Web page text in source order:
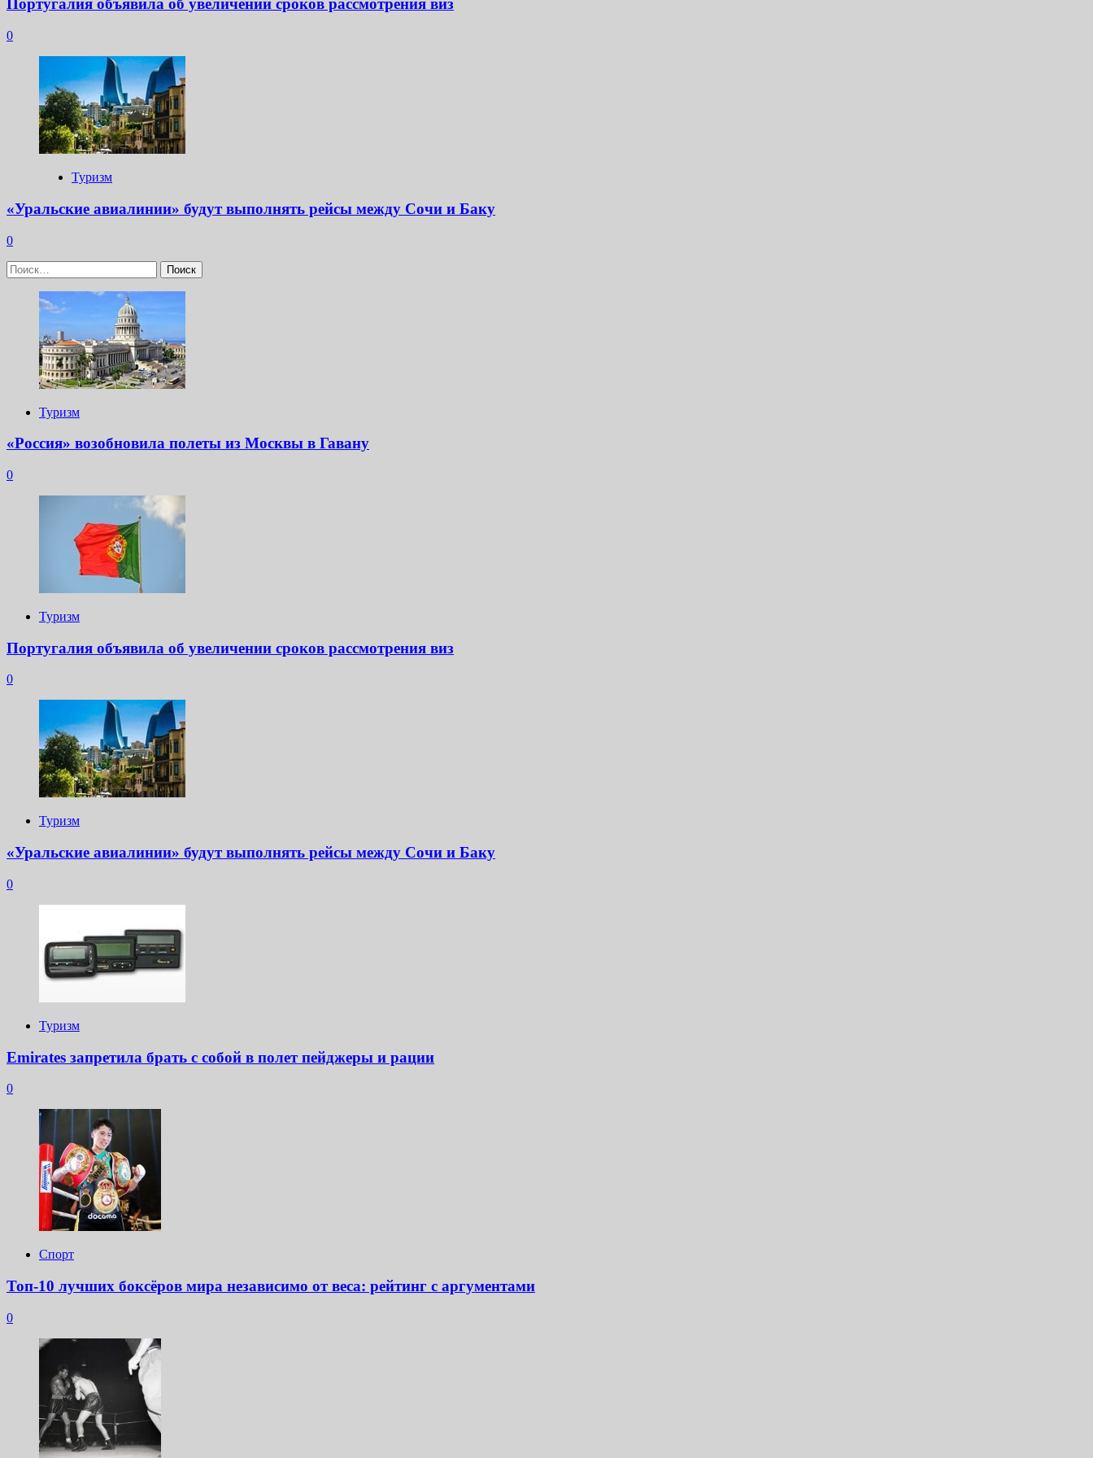
Португалия объявила об увеличении сроков рассмотрения виз
0
Туризм
«Уральские авиалинии» будут выполнять рейсы между Сочи и Баку
0
Найти:
Туризм
«Россия» возобновила полеты из Москвы в Гавану
0
Туризм
Португалия объявила об увеличении сроков рассмотрения виз
0
Туризм
«Уральские авиалинии» будут выполнять рейсы между Сочи и Баку
0
Туризм
Emirates запретила брать с собой в полет пейджеры и рации
0
Спорт
Топ-10 лучших боксёров мира независимо от веса: рейтинг с аргументами
0